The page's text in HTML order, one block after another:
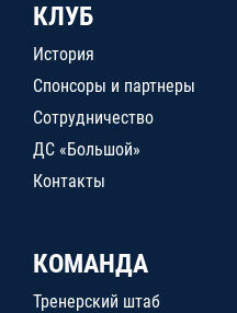
КЛУБ
История
Спонсоры и партнеры
Сотрудничество
ДС «Большой»
Контакты
КОМАНДА
Тренерский штаб